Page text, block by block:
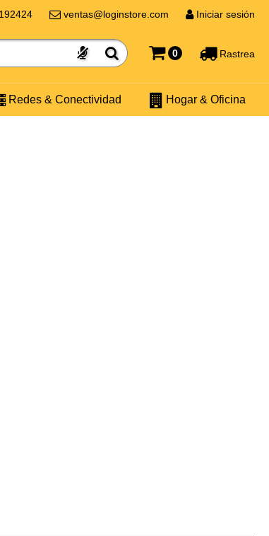
ventas@loginstore.com Iniciar sesión
0 Rastrea
Redes & Conectividad Hogar & Oficina